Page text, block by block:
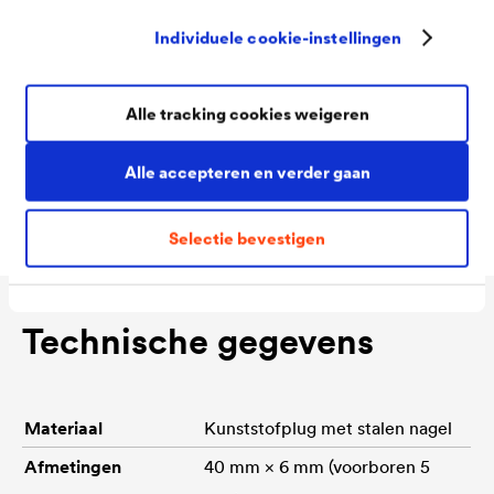
Individuele cookie-instellingen
Alle accepteren en verder gaan
Selectie bevestigen
Alle tracking cookies weigeren
stopcontacten, deuren etc. af met een geschikte
afdichtingsfolie of -massa.
Aanbrengen van pleister:Breng het pleisterwerk
in twee lagen aan, met aandacht voor de naden en
Technische gegevens
Materiaal
Kunststofplug met stalen nagel
Afmetingen
40 mm × 6 mm (voorboren 5